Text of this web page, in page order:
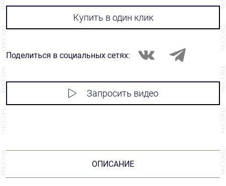
Купить в один клик
Поделиться в социальных сетях:
Запросить видео
ОПИСАНИЕ